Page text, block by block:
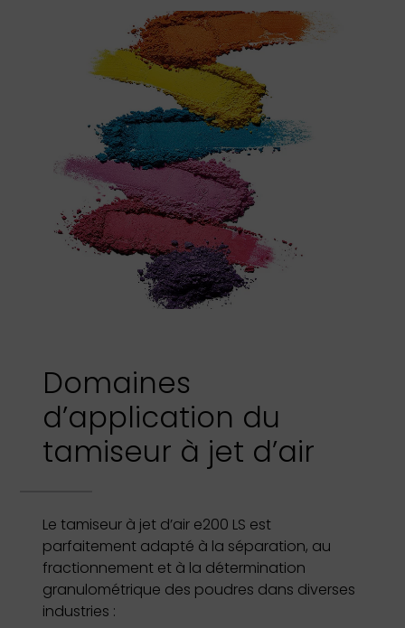
Domaines
d’application du
tamiseur à jet d’air
Le tamiseur à jet d’air e200 LS est
parfaitement adapté à la séparation, au
fractionnement et à la détermination
granulométrique des poudres dans diverses
industries :